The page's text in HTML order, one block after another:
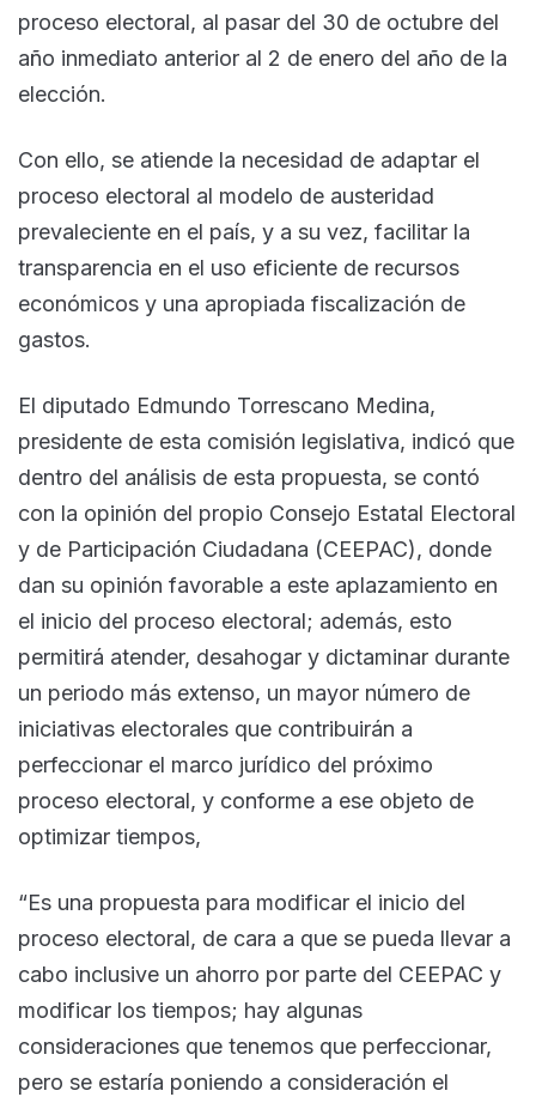
proceso electoral, al pasar del 30 de octubre del
año inmediato anterior al 2 de enero del año de la
elección.
Con ello, se atiende la necesidad de adaptar el
proceso electoral al modelo de austeridad
prevaleciente en el país, y a su vez, facilitar la
transparencia en el uso eficiente de recursos
económicos y una apropiada fiscalización de
gastos.
El diputado Edmundo Torrescano Medina,
presidente de esta comisión legislativa, indicó que
dentro del análisis de esta propuesta, se contó
con la opinión del propio Consejo Estatal Electoral
y de Participación Ciudadana (CEEPAC), donde
dan su opinión favorable a este aplazamiento en
el inicio del proceso electoral; además, esto
permitirá atender, desahogar y dictaminar durante
un periodo más extenso, un mayor número de
iniciativas electorales que contribuirán a
perfeccionar el marco jurídico del próximo
proceso electoral, y conforme a ese objeto de
optimizar tiempos,
“Es una propuesta para modificar el inicio del
proceso electoral, de cara a que se pueda llevar a
cabo inclusive un ahorro por parte del CEEPAC y
modificar los tiempos; hay algunas
consideraciones que tenemos que perfeccionar,
pero se estaría poniendo a consideración el